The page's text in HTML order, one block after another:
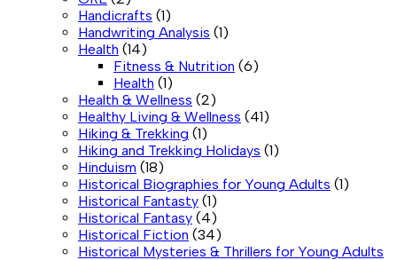
Handicrafts (1)
Handwriting Analysis (1)
Health (14)
Fitness & Nutrition (6)
Health (1)
Health & Wellness (2)
Healthy Living & Wellness (41)
Hiking & Trekking (1)
Hiking and Trekking Holidays (1)
Hinduism (18)
Historical Biographies for Young Adults (1)
Historical Fantasty (1)
Historical Fantasy (4)
Historical Fiction (34)
Historical Mysteries & Thrillers for Young Adults